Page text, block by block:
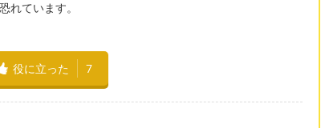
れています。
役に立った 7